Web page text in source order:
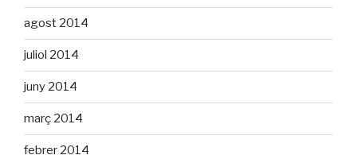
agost 2014
juliol 2014
juny 2014
març 2014
febrer 2014